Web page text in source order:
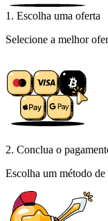
1. Escolha uma oferta
Selecione a melhor
2. Conclua o
Escolha um método